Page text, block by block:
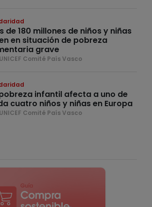
de 180 millones de niños y niñas
en situación de pobreza
grave
Comité País Vasco
infantil afecta a uno de
cuatro niños y niñas en Europa
Comité País Vasco